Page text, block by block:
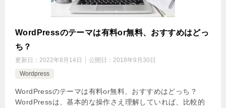
WordPressのテーマは有料or無料、おすすめはどっ
ち？
更新日： 2022年8月14日 公開日： 2018年9月30日
Wordpress
WordPressのテーマは有料or無料、おすすめはどっち？
WordPressは、基本的な操作さえ理解していれば、比較的